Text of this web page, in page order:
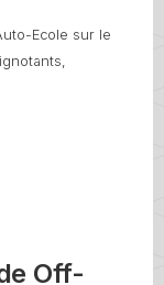
Ecole sur le
Off-